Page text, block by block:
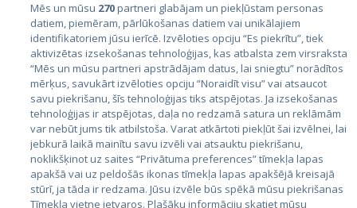
Valstis
Igaunija
Latvija
Lietuva
Mēs un mūsu 270partneri glabājam un piekļūstam personas
datiem, piemēram, pārlūkošanas datiem vai unikālajiem
identifikatoriem jūsu ierīcē. Izvēloties opciju “Es piekrītu”, tiek
aktivizētas izsekošanas tehnoloģijas, kas atbalsta zem virsraksta
“Mēs un mūsu partneri apstrādājam datus, lai sniegtu” norādītos
mērķus, savukārt izvēloties opciju “Noraidīt visu” vai atsaucot
savu piekrišanu, šīs tehnoloģijas tiks atspējotas. Ja izsekošanas
tehnoloģijas ir atspējotas, daļa no redzamā satura un reklāmām
var nebūt jums tik atbilstoša. Varat atkārtoti piekļūt šai izvēlnei, lai
jebkurā laikā mainītu savu izvēli vai atsauktu piekrišanu,
noklikšķinot uz saites “Privātuma preferences” tīmekļa lapas
apakšā vai uz peldošās ikonas tīmekļa lapas apakšējā kreisajā
stūrī, ja tāda ir redzama. Jūsu izvēle būs spēkā mūsu piekrišanas
Tīmekļa vietne ietvaros. Plašāku informāciju skatiet mūsu